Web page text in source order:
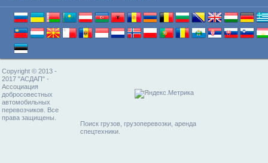
Copyright © 2013 -
2017 "АСДАП" -
Ассоциация
добросовестных
автомобильных
перевозчиков. Все
права защищены.
Поиск грузов, грузоперевозки, аренда
спецтехники.